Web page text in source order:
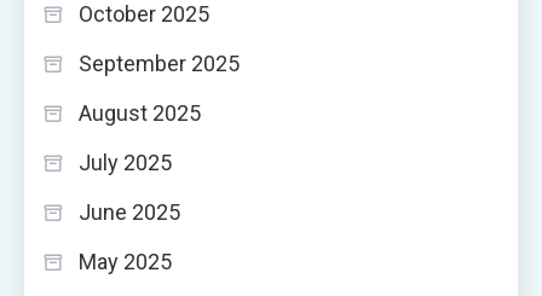
October 2025
September 2025
August 2025
July 2025
June 2025
May 2025